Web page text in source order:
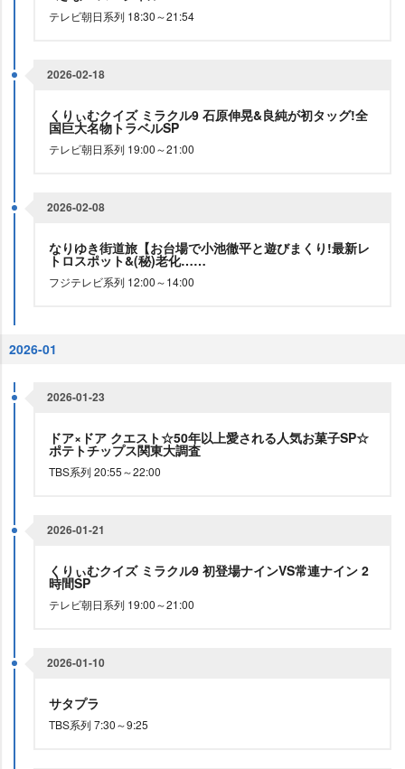
テレビ朝日系列 18:30～21:54
2026-02-18
くりぃむクイズ ミラクル9 石原伸晃&良純が初タッグ!全
国巨大名物トラベルSP
テレビ朝日系列 19:00～21:00
2026-02-08
なりゆき街道旅【お台場で小池徹平と遊びまくり!最新レ
トロスポット&(秘)老化……
フジテレビ系列 12:00～14:00
2026-01
2026-01-23
ドア×ドア クエスト☆50年以上愛される人気お菓子SP☆
ポテトチップス関東大調査
TBS系列 20:55～22:00
2026-01-21
くりぃむクイズ ミラクル9 初登場ナインVS常連ナイン 2
時間SP
テレビ朝日系列 19:00～21:00
2026-01-10
サタプラ
TBS系列 7:30～9:25